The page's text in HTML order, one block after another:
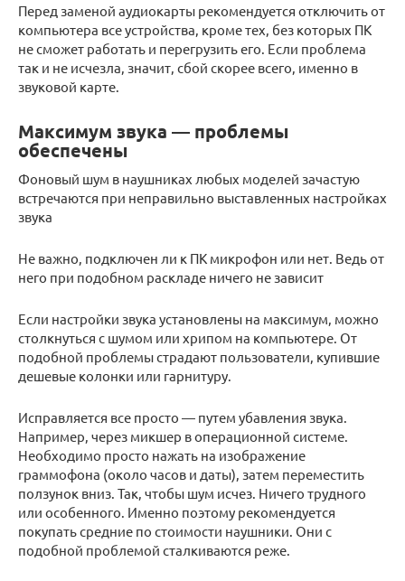
Перед заменой аудиокарты рекомендуется отключить от
компьютера все устройства, кроме тех, без которых ПК
не сможет работать и перегрузить его. Если проблема
так и не исчезла, значит, сбой скорее всего, именно в
звуковой карте.
Максимум звука — проблемы
обеспечены
Фоновый шум в наушниках любых моделей зачастую
встречаются при неправильно выставленных настройках
звука
Не важно, подключен ли к ПК микрофон или нет. Ведь от
него при подобном раскладе ничего не зависит
Если настройки звука установлены на максимум, можно
столкнуться с шумом или хрипом на компьютере. От
подобной проблемы страдают пользователи, купившие
дешевые колонки или гарнитуру.
Исправляется все просто — путем убавления звука.
Например, через микшер в операционной системе.
Необходимо просто нажать на изображение
граммофона (около часов и даты), затем переместить
ползунок вниз. Так, чтобы шум исчез. Ничего трудного
или особенного. Именно поэтому рекомендуется
покупать средние по стоимости наушники. Они с
подобной проблемой сталкиваются реже.